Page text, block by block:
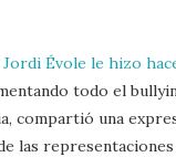
Jordi Évole le hizo
todo el
compartió una
las